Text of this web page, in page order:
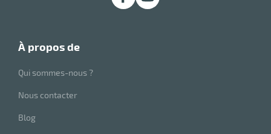
à propos de
Qui sommes-nous ?
Nous contacter
Blog